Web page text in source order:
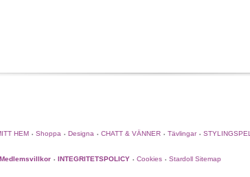
HEM • Shoppa • Designa • CHATT & VÄNNER • Tävlingar • STYLINGSPEL
Medlemsvillkor • INTEGRITETSPOLICY • Cookies • Stardoll Sitemap